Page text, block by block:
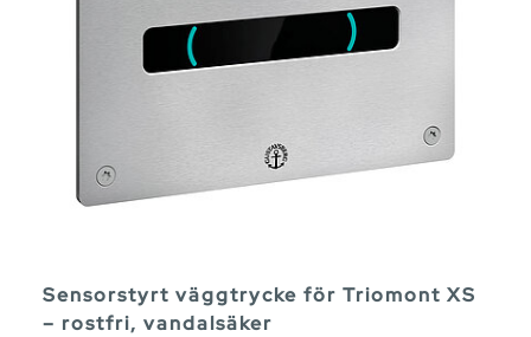
Sensorstyrt väggtrycke för Triomont XS
– rostfri, vandalsäker